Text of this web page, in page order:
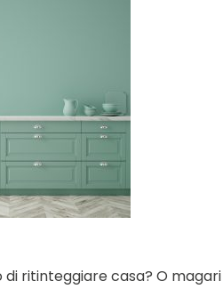
di ritinteggiare casa? O